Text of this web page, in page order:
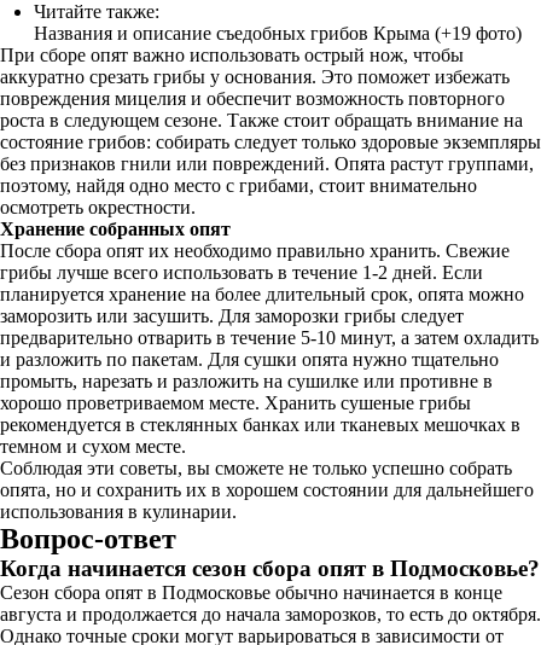
Читайте также:
Названия и описание съедобных грибов Крыма (+19 фото)
При сборе опят важно использовать острый нож, чтобы
аккуратно срезать грибы у основания. Это поможет избежать
повреждения мицелия и обеспечит возможность повторного
роста в следующем сезоне. Также стоит обращать внимание на
состояние грибов: собирать следует только здоровые экземпляры
без признаков гнили или повреждений. Опята растут группами,
поэтому, найдя одно место с грибами, стоит внимательно
осмотреть окрестности.
Хранение собранных опят
После сбора опят их необходимо правильно хранить. Свежие
грибы лучше всего использовать в течение 1-2 дней. Если
планируется хранение на более длительный срок, опята можно
заморозить или засушить. Для заморозки грибы следует
предварительно отварить в течение 5-10 минут, а затем охладить
и разложить по пакетам. Для сушки опята нужно тщательно
промыть, нарезать и разложить на сушилке или противне в
хорошо проветриваемом месте. Хранить сушеные грибы
рекомендуется в стеклянных банках или тканевых мешочках в
темном и сухом месте.
Соблюдая эти советы, вы сможете не только успешно собрать
опята, но и сохранить их в хорошем состоянии для дальнейшего
использования в кулинарии.
Вопрос-ответ
Когда начинается сезон сбора опят в Подмосковье?
Сезон сбора опят в Подмосковье обычно начинается в конце
августа и продолжается до начала заморозков, то есть до октября.
Однако точные сроки могут варьироваться в зависимости от